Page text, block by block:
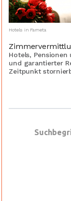
Hotels in Farneta
Hotels,
und garantierter
Zeitpunkt